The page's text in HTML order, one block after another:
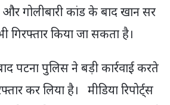
गोलीबारी कांड के बाद खान सर
किया जा सकता है।
पटना पुलिस ने बड़ी कार्रवाई करते
कर लिया है। मीडिया रिपोर्ट्स